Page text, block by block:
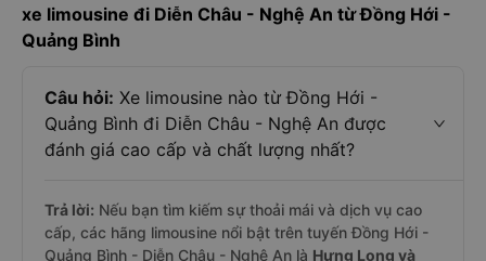
xe limousine đi Diễn Châu - Nghệ An từ Đồng Hới -
Quảng Bình
Câu hỏi: Xe limousine nào từ Đồng Hới -
Quảng Bình đi Diễn Châu - Nghệ An được
đánh giá cao cấp và chất lượng nhất?
Trả lời: Nếu bạn tìm kiếm sự thoải mái và dịch vụ cao
cấp, các hãng limousine nổi bật trên tuyến Đồng Hới -
Quảng Bình - Diễn Châu - Nghệ An là Hưng Long và